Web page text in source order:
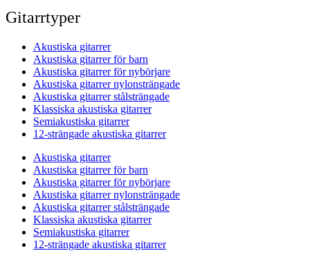
Gitarrtyper
Akustiska gitarrer
Akustiska gitarrer för barn
Akustiska gitarrer för nybörjare
Akustiska gitarrer nylonsträngade
Akustiska gitarrer stålsträngade
Klassiska akustiska gitarrer
Semiakustiska gitarrer
12-strängade akustiska gitarrer
Akustiska gitarrer
Akustiska gitarrer för barn
Akustiska gitarrer för nybörjare
Akustiska gitarrer nylonsträngade
Akustiska gitarrer stålsträngade
Klassiska akustiska gitarrer
Semiakustiska gitarrer
12-strängade akustiska gitarrer